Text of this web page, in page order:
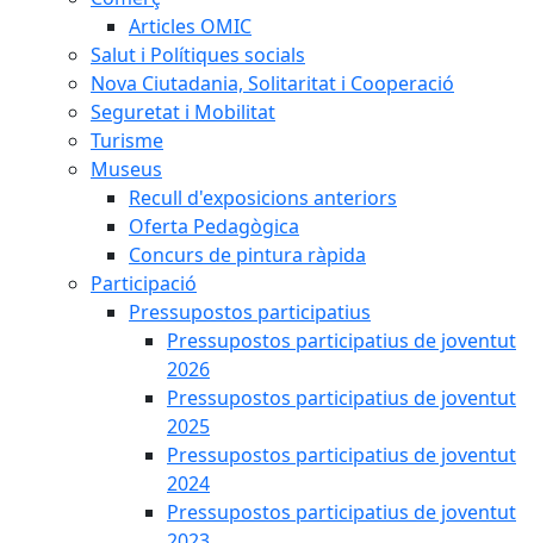
Articles OMIC
Salut i Polítiques socials
Nova Ciutadania, Solitaritat i Cooperació
Seguretat i Mobilitat
Turisme
Museus
Recull d'exposicions anteriors
Oferta Pedagògica
Concurs de pintura ràpida
Participació
Pressupostos participatius
Pressupostos participatius de joventut
2026
Pressupostos participatius de joventut
2025
Pressupostos participatius de joventut
2024
Pressupostos participatius de joventut